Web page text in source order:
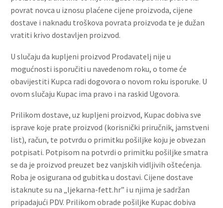
povrat novca u iznosu plaćene cijene proizvoda, cijene
dostave i naknadu troškova povrata proizvoda te je dužan
vratiti krivo dostavljen proizvod.
U slučaju da kupljeni proizvod Prodavatelj nije u
mogućnosti isporučiti u navedenom roku, o tome će
obavijestiti Kupca radi dogovora o novom roku isporuke. U
ovom slučaju Kupac ima pravo i na raskid Ugovora.
Prilikom dostave, uz kupljeni proizvod, Kupac dobiva sve
isprave koje prate proizvod (korisnički priručnik, jamstveni
list), račun, te potvrdu o primitku pošiljke koju je obvezan
potpisati. Potpisom na potvrdi o primitku pošiljke smatra
se da je proizvod preuzet bez vanjskih vidljivih oštećenja.
Roba je osigurana od gubitka u dostavi. Cijene dostave
istaknute su na „ljekarna-fett.hr” i u njima je sadržan
pripadajući PDV. Prilikom obrade pošiljke Kupac dobiva